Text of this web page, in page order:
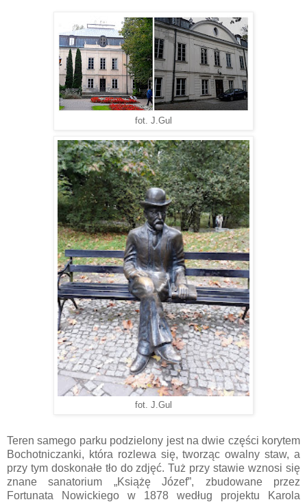
fot. J.Gul
fot. J.Gul
Teren samego parku podzielony jest na dwie części korytem
Bochotniczanki, która rozlewa się, tworząc owalny staw, a
przy tym doskonałe tło do zdjęć. Tuż przy stawie wznosi się
znane sanatorium „Książę Józef”, zbudowane przez
Fortunata Nowickiego w 1878 według projektu Karola